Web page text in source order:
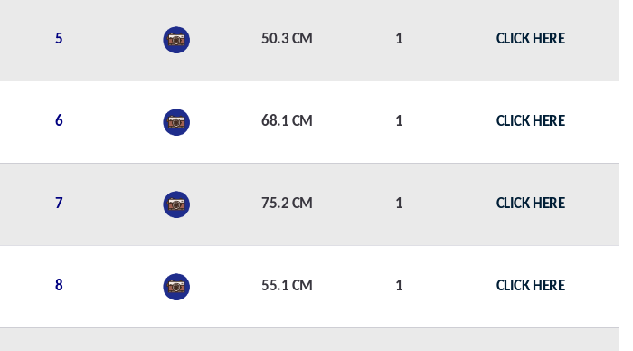
5 50.3 CM 1 CLICK HERE
6 68.1 CM 1 CLICK HERE
7 75.2 CM 1 CLICK HERE
8 55.1 CM 1 CLICK HERE